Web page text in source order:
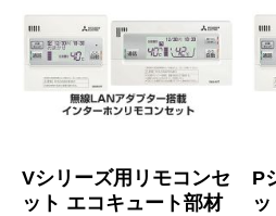
Vシリーズ用リモコンセ
ット エコキュート部材
P